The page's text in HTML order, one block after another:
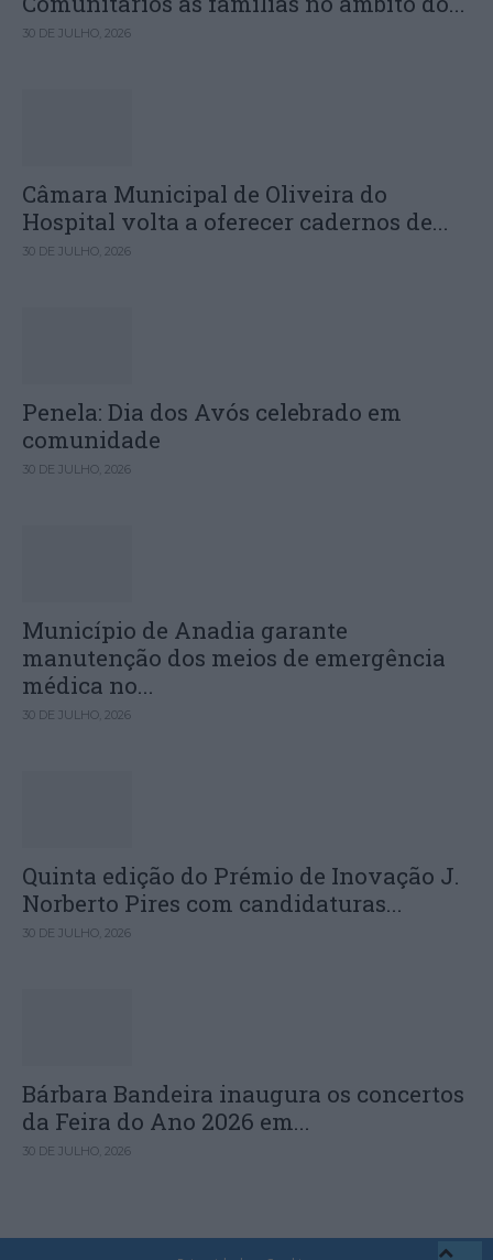
30 DE JULHO, 2026
Câmara Municipal de Oliveira do
Hospital volta a oferecer cadernos de...
30 DE JULHO, 2026
Penela: Dia dos Avós celebrado em
comunidade
30 DE JULHO, 2026
Município de Anadia garante
manutenção dos meios de emergência
médica no...
30 DE JULHO, 2026
Quinta edição do Prémio de Inovação J.
Norberto Pires com candidaturas...
30 DE JULHO, 2026
Bárbara Bandeira inaugura os concertos
da Feira do Ano 2026 em...
30 DE JULHO, 2026